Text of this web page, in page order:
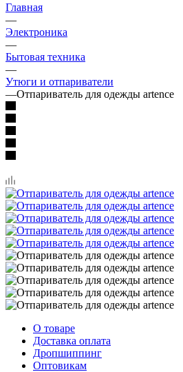
Главная
—
Электроника
—
Бытовая техника
—
Утюги и отпариватели
—Отпариватель для одежды artence
О товаре
Доставка оплата
Дропшиппинг
Оптовикам